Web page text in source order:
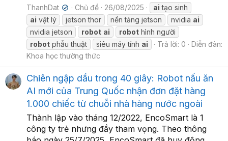
ThanhDat ✔ Chủ đề 26/08/2025 ai tạo sinh
ai vật lý jetson thor nền tảng jetson nvidia ai
nvidia jetson
robot ai robot hình người
robot phẫu thuật siêu máy tính ai Trả lời: 0
Diễn đàn:
Khoa học thường thức
Chiên ngập dầu trong 40 giây: Robot nấu ăn
AI mới của Trung Quốc nhận đơn đặt hàng
1.000 chiếc từ chuỗi nhà hàng nước ngoài
Thành lập vào tháng 12/2022, EncoSmart là 1
công ty trẻ nhưng đầy tham vọng. Theo thông